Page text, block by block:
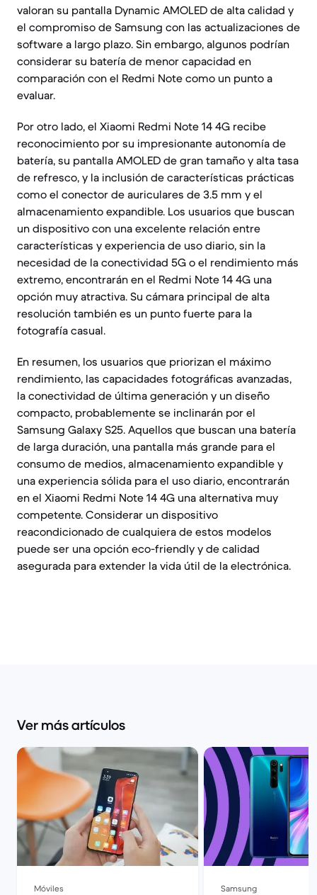
valoran su pantalla Dynamic AMOLED de alta calidad y
el compromiso de Samsung con las actualizaciones de
software a largo plazo. Sin embargo, algunos podrían
considerar su batería de menor capacidad en
comparación con el Redmi Note como un punto a
evaluar.
Por otro lado, el Xiaomi Redmi Note 14 4G recibe
reconocimiento por su impresionante autonomía de
batería, su pantalla AMOLED de gran tamaño y alta tasa
de refresco, y la inclusión de características prácticas
como el conector de auriculares de 3.5 mm y el
almacenamiento expandible. Los usuarios que buscan
un dispositivo con una excelente relación entre
características y experiencia de uso diario, sin la
necesidad de la conectividad 5G o el rendimiento más
extremo, encontrarán en el Redmi Note 14 4G una
opción muy atractiva. Su cámara principal de alta
resolución también es un punto fuerte para la
fotografía casual.
En resumen, los usuarios que priorizan el máximo
rendimiento, las capacidades fotográficas avanzadas,
la conectividad de última generación y un diseño
compacto, probablemente se inclinarán por el
Samsung Galaxy S25. Aquellos que buscan una batería
de larga duración, una pantalla más grande para el
consumo de medios, almacenamiento expandible y
una experiencia sólida para el uso diario, encontrarán
en el Xiaomi Redmi Note 14 4G una alternativa muy
competente. Considerar un dispositivo
reacondicionado de cualquiera de estos modelos
puede ser una opción eco-friendly y de calidad
asegurada para extender la vida útil de la electrónica.
Ver más artículos
Móviles Samsung